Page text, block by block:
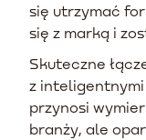
się utrzymać
się z marką i
Skuteczne
z
przynosi
branży, ale